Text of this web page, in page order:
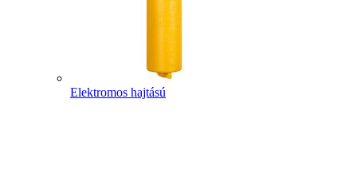
Elektromos hajtású